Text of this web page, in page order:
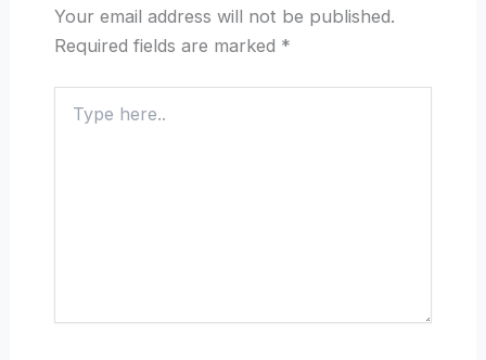
Your email address will not be published.
Required fields are marked *
here..